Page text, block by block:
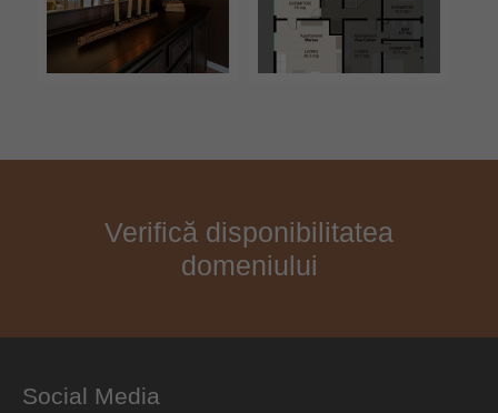
Verifică disponibilitatea
domeniului
Social Media